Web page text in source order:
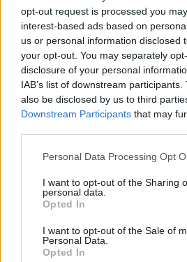
opt-out request is processed you
interest-based ads based on
us or personal information disclosed
your opt-out. You may separately
disclosure of your personal
IAB’s list of downstream
also be disclosed by us to third
Downstream Participants that may
Please note that this website/app
not limited to your visit or usage
grant or deny consent to Google and
use your data for below specified
consent section.
Personal Data Processing Opt
I want to opt-out of the Sharing
personal data.
Opted In
I want to opt-out of the Sale of
Personal Data.
Opted In
operazioni dal conto del
Non fidarsi mai!! Se si
sospette è necessario
Clienti della propria banca
su come gestire la
Puoi abbonarti asoli €
cliccandoqui
Sei già abbonato?